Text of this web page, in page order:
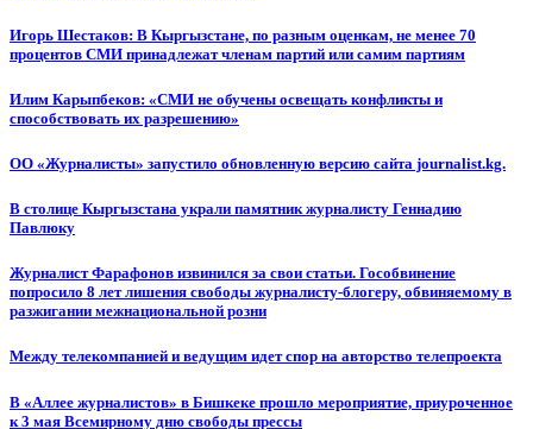
Игорь Шестаков: В Кыргызстане, по разным оценкам, не менее 70
процентов СМИ принадлежат членам партий или самим партиям
Илим Карыпбеков: «СМИ не обучены освещать конфликты и
способствовать их разрешению»
ОО «Журналисты» запустило обновленную версию сайта journalist.kg.
В столице Кыргызстана украли памятник журналисту Геннадию
Павлюку
Журналист Фарафонов извинился за свои статьи. Гособвинение
попросило 8 лет лишения свободы журналисту-блогеру, обвиняемому в
разжигании межнациональной розни
Между телекомпанией и ведущим идет спор на авторство телепроекта
В «Аллее журналистов» в Бишкеке прошло мероприятие, приуроченное
к 3 мая Всемирному дню свободы прессы